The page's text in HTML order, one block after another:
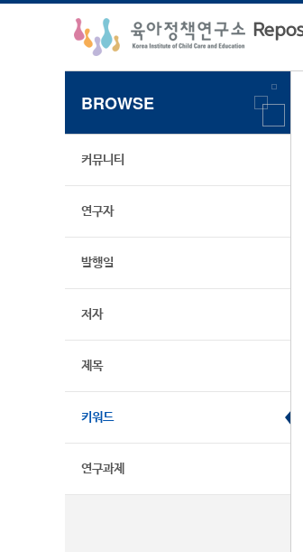
BROWSE
커뮤니티
연구자
발행일
저자
제목
키워드
연구과제